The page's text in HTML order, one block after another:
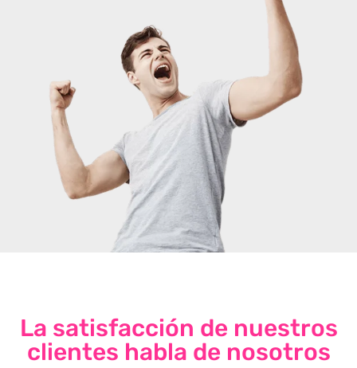
La satisfacción de nuestros
clientes habla de nosotros